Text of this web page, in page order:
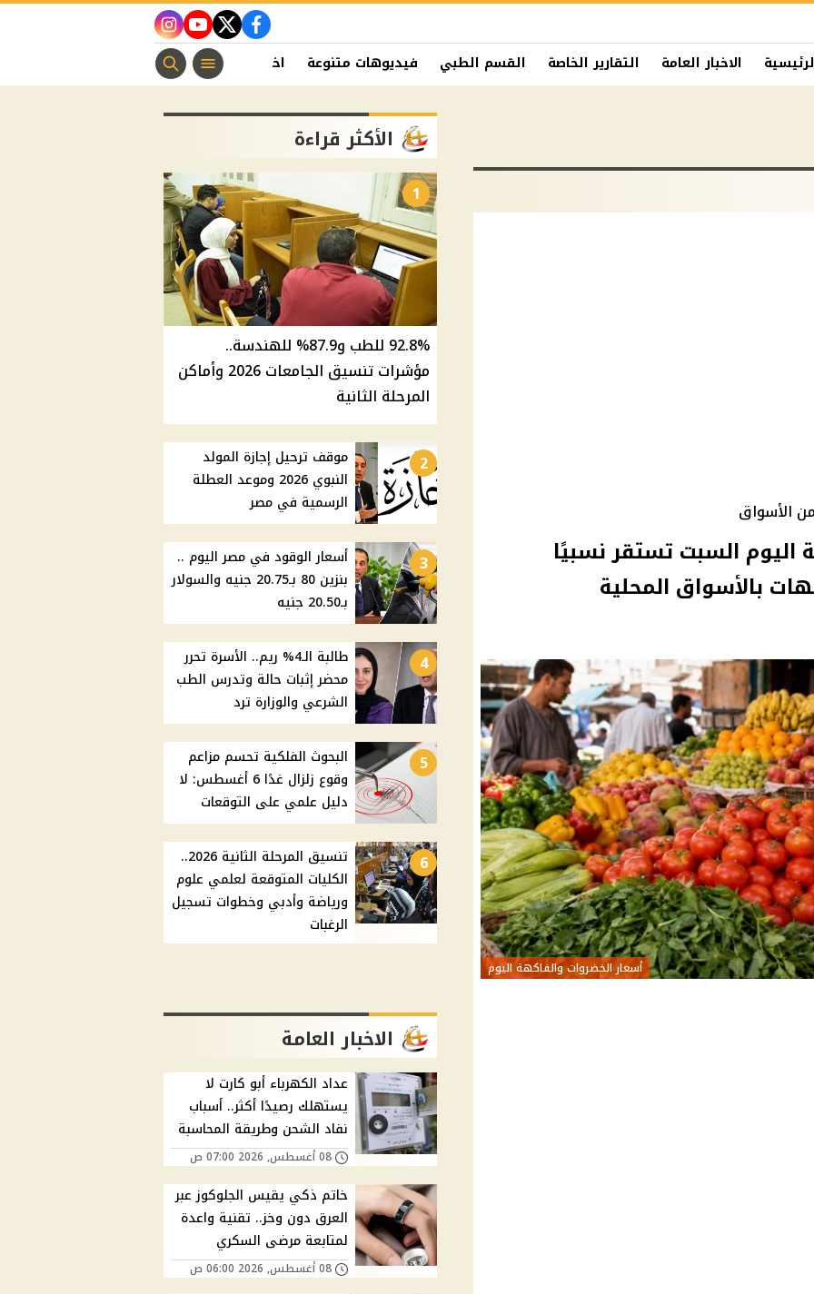
facebook
twitter
youtube
instagram
الاخبار العامة التقارير الخاصة القسم الطبي فيديوهات متنوعة اخبار الفن منوعات مسيحية
الأسواق
اليوم السبت تستقر نسبيًا
أسعار الخضروات والفاكهة اليوم
الأكثر قراءة
1
92.8% للطب و87.9% للهندسة..
مؤشرات تنسيق الجامعات 2026 وأماكن
المرحلة الثانية
2
موقف ترحيل إجازة المولد
النبوي 2026 وموعد العطلة
الرسمية في مصر
3
أسعار الوقود في مصر اليوم ..
بنزين 80 بـ20.75 جنيه والسولار
بـ20.50 جنيه
4
طالبة الـ4% ريم.. الأسرة تحرر
محضر إثبات حالة وتدرس الطب
الشرعي والوزارة ترد
5
البحوث الفلكية تحسم مزاعم
وقوع زلزال غدًا 6 أغسطس: لا
دليل علمي على التوقعات
6
تنسيق المرحلة الثانية 2026..
الكليات المتوقعة لعلمي علوم
ورياضة وأدبي وخطوات تسجيل
الرغبات
الاخبار العامة
عداد الكهرباء أبو كارت لا
يستهلك رصيدًا أكثر.. أسباب
نفاد الشحن وطريقة المحاسبة
08 أغسطس, 2026 07:00 ص
خاتم ذكي يقيس الجلوكوز عبر
العرق دون وخز.. تقنية واعدة
لمتابعة مرضى السكري
08 أغسطس, 2026 06:00 ص